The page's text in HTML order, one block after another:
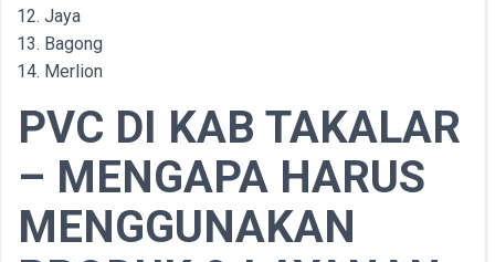
Jaya
Bagong
Merlion
PVC DI KAB TAKALAR
– MENGAPA HARUS
MENGGUNAKAN